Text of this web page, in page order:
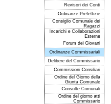
Revisori dei Conti
Ordinanze Prefettizie
Consiglio Comunale dei
Ragazzi
Incarichi e Collaborazioni
Esterne
Forum dei Giovani
Ordinanze Commissariali
Delibere del Commissario
Commissioni Consiliari
Ordine del Giorno della
Giunta Comunale
Consulte Comunali
Ordine del giorno atti
Commissario